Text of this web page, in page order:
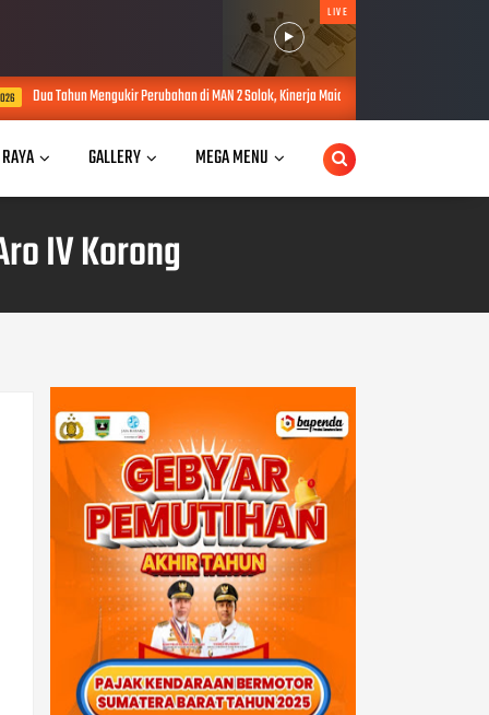
LIVE
di MAN 2 Solok, Kinerja Maidison Dinilai dalam PKKM Kanwil Kemenag Sumbar
GALLERY MEGA MENU
IV Korong